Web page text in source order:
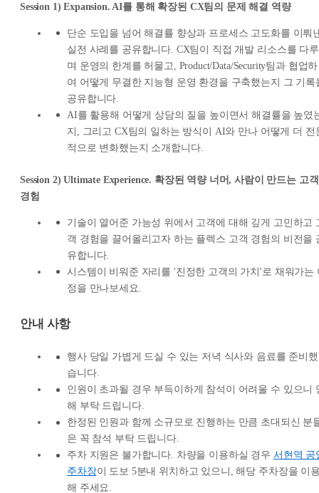
Session 1) Expansion. AI를 통해 확장된 CX팀의 문제 해결 역량
단순 도입을 넘어 해결률 향상과 프로세스 고도화를 이뤄
실전 사례를 공유합니다. CX팀이 직접 개발 리소스를 다루
며 운영의 한계를 허물고, Product/Data/Security팀과 협업하
여 어떻게 무결한 지능형 운영 환경을 구축했는지 그 기록
공유합니다.
AI를 활용해 어떻게 상담의 질을 높이면서 해결률을 높였
지, 그리고 CX팀의 일하는 방식이 AI와 만나 어떻게 더 전
적으로 변화했는지 소개합니다.
Session 2) Ultimate Experience. 확장된 역량 너머, 사람이 만드는 고객
경험
기술이 열어준 가능성 위에서 고객에 대해 깊게 고민하고
객 경험을 끌어올리고자 하는 플렉스 고객 경험의 비전을
유합니다.
시스템이 비워준 자리를 '진정한 고객의 가치'로 채워가는
정을 만나보세요.
안내 사항
행사 당일 가볍게 드실 수 있는 저녁 식사와 음료를 준비했
습니다.
인원이 초과될 경우 부득이하게 참석이 어려울 수 있으니
해 부탁 드립니다.
한정된 인원과 함께 소규모로 진행하는 만큼 초대되신 분
은 꼭 참석 부탁 드립니다.
주차 지원은 불가합니다. 차량을 이용하실 경우 서현역 공
주차장이 도보 5분내 위치하고 있으니, 해당 주차장을 이
해 주세요.